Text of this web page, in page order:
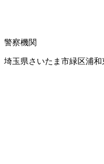
警察機関
埼玉県さいたま市緑区浦